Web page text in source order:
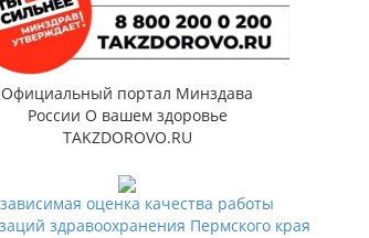
Официальный портал Минздава
России О вашем здоровье
TAKZDOROVO.RU
оценка качества работы
здравоохранения Пермского края